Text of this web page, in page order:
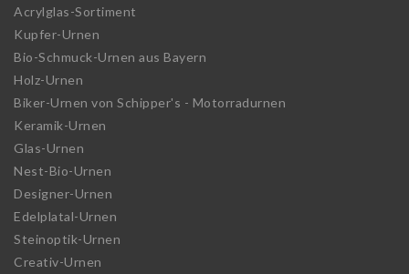
Acrylglas-Sortiment
Kupfer-Urnen
Bio-Schmuck-Urnen aus Bayern
Holz-Urnen
Biker-Urnen von Schipper's - Motorradurnen
Keramik-Urnen
Glas-Urnen
Nest-Bio-Urnen
Designer-Urnen
Edelplatal-Urnen
Steinoptik-Urnen
Creativ-Urnen